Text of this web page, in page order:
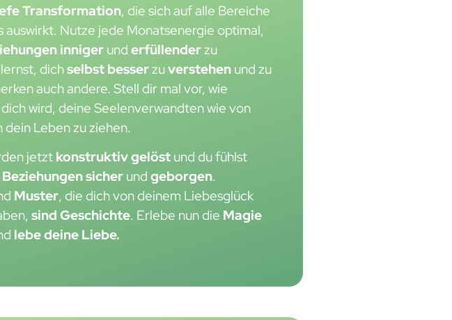
Transformation, die sich auf alle Bereiche
auswirkt. Nutze jede Monatsenergie optimal,
innigerunderfüllenderzu
dichselbst besserzuverstehenund zu
auch andere. Stell dir mal vor, wie
wird, deine Seelenverwandten wie von
dein Leben zu ziehen.
jetztkonstruktiv gelöstund du fühlst
Beziehungen sicherundgeborgen.
Muster, die dich von deinem Liebesglück
sind Geschichte. Erlebe nun die Magie
lebe deine Liebe.